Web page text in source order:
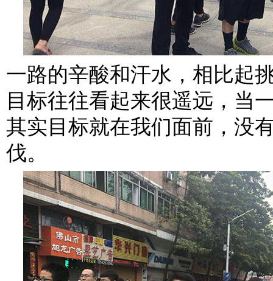
一路的辛酸和汗水，相比起
目标往往看起来很遥远，当
其实目标就在我们面前，没
伐。